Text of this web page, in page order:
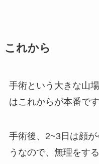
これから
手術という大きな山
はこれからが本番です
手術後、2~3日は顔
うなので、無理をす